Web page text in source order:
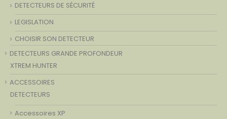
DETECTEURS DE SÉCURITÉ
LEGISLATION
CHOISIR SON DETECTEUR
DETECTEURS GRANDE PROFONDEUR
XTREM HUNTER
ACCESSOIRES
DETECTEURS
Accessoires XP